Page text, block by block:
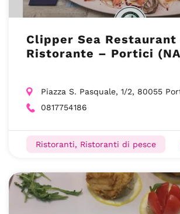
Clipper Sea Restaurant
Ristorante – Portici
Piazza S. Pasquale, 1/2, 80055
0817754186
Ristoranti, Ristoranti di pesce